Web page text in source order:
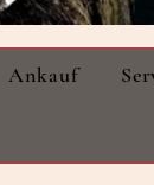
Ankauf